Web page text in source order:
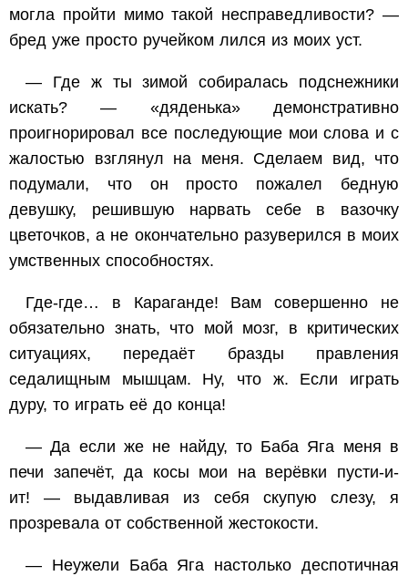
могла пройти мимо такой несправедливости? —
бред уже просто ручейком лился из моих уст.
— Где ж ты зимой собиралась подснежники
искать? — «дяденька» демонстративно
проигнорировал все последующие мои слова и с
жалостью взглянул на меня. Сделаем вид, что
подумали, что он просто пожалел бедную
девушку, решившую нарвать себе в вазочку
цветочков, а не окончательно разуверился в моих
умственных способностях.
Где-где… в Караганде! Вам совершенно не
обязательно знать, что мой мозг, в критических
ситуациях, передаёт бразды правления
седалищным мышцам. Ну, что ж. Если играть
дуру, то играть её до конца!
— Да если же не найду, то Баба Яга меня в
печи запечёт, да косы мои на верёвки пусти-и-
ит! — выдавливая из себя скупую слезу, я
прозревала от собственной жестокости.
— Неужели Баба Яга настолько деспотичная